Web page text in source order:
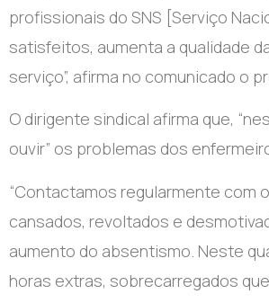
profissionais do SNS [Serviço
satisfeitos, aumenta a qualidade
serviço”, afirma no comunicado o
O dirigente sindical afirma que,
ouvir” os problemas dos
“Contactamos regularmente com
cansados, revoltados e
aumento do absentismo. Neste
horas extras, sobrecarregados